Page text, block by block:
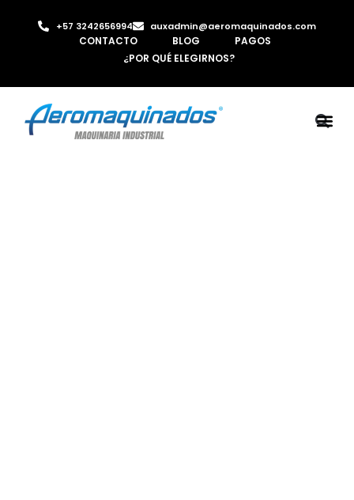
+57 3242656994 auxadmin@aeromaquinados.com
CONTACTO BLOG
PAGOS
¿POR QUÉ ELEGIRNOS?